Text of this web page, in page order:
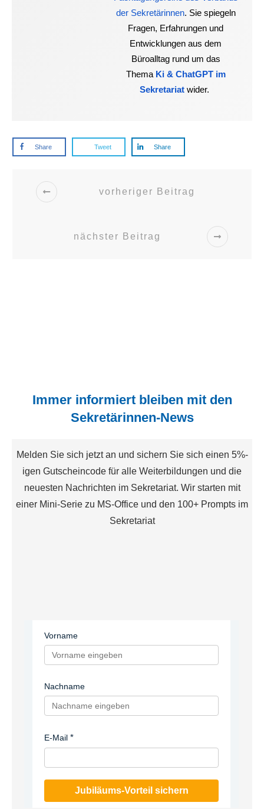
der Sekretärinnen. Sie spiegeln
Fragen, Erfahrungen und
Entwicklungen aus dem
Büroalltag rund um das
Thema Ki & ChatGPT im
Sekretariat wider.
Share Tweet Share
vorheriger Beitrag
nächster Beitrag
Immer informiert bleiben mit den
Sekretärinnen-News
Melden Sie sich jetzt an und sichern Sie sich einen 5%-
igen Gutscheincode für alle Weiterbildungen und die
neuesten Nachrichten im Sekretariat. Wir starten mit
einer Mini-Serie zu MS-Office und den 100+ Prompts im
Sekretariat
Vorname
Nachname
E-Mail
Jubiläums-Vorteil sichern